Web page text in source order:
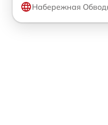
Набережная